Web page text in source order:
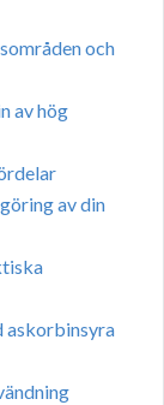
och
av hög
av din
askorbinsyra